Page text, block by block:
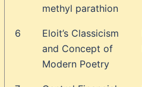
methyl parathion
6
Eloit’s Classicism
and Concept of
Modern Poetry